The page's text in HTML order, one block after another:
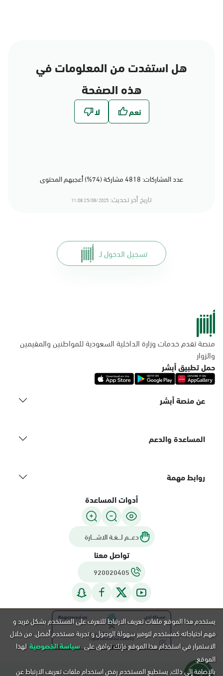
هل استفدت من المعلومات في
هذه الصفحة
عدد المشاركات: 4818 مشاركة (74%) أعجبهم المحتوى
تاريخ أخر تحديث: 25/08/2025 11:08
تسجيل الدخول لـ
منصة تقدم خدمات وزارة الداخلية السعودية للمواطنين والمقيمين
والزوار
حمل تطبيق أبشر
عن منصة أبشر
المساعدة والدعم
روابط مهمة
أدوات المساعدة
دعـــم لـــغـة الاشــــارة
تواصل معنا
920020405
يستخدم هذا الموقع ملفات تعريف الارتباط للتعرف على المستخدم بشكل فريد و
فهم احتياجاته كمستخدم لتوفير سهولة الوصول و تجربة مستخدم أفضل. من خلال
الاستمرار في استخدام هذا الموقع فإنك توافق على سياسة الخصوصية لهذا
الموقع.
بالإضافة إلى ذلك, يستطيع المستخدم رفض استخدام ملفات تعريف الارتباط عن